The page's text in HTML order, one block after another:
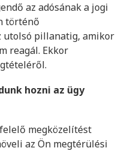
az adósának a jogi
történő
utolsó pillanatig, amikor
reagál. Ekkor
hozni az ügy
megközelítést
az Ön megtérülési